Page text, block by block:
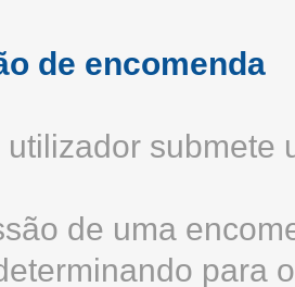
de encomenda
submete
de uma
para